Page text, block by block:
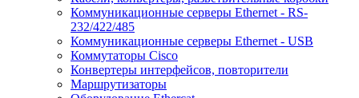
Коммуникационные серверы Ethernet - RS-
232/422/485
Коммуникационные серверы Ethernet - USB
Коммутаторы Cisco
Конвертеры интерфейсов, повторители
Маршрутизаторы